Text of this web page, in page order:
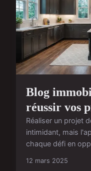
Blog
réussir vos
Réaliser un projet
intimidant, mais
chaque défi en
12 mars 2025